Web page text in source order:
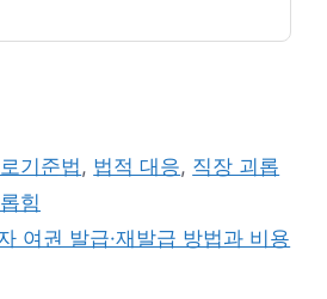
기준법, 법적 대응, 직장 괴롭
힘
여권 발급·재발급 방법과 비용